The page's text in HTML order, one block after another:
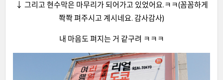
↓ 그리고 현수막은 마무리가 되어가고 있었어요.ㅋㅋ(꼼꼼하게
쫙쫙 펴주시고 계시네요. 감사감사)
내 마음도 펴지는 거 같구려 ㅋㅋㅋ